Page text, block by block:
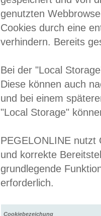
genutzten
Cookies durch eine
verhindern. Bereits
Bei der "Local
Diese können auch
und bei einem
"Local Storage"
PEGELONLINE nutzt
und korrekte
grundlegende
erforderlich.
Cookiebezeichung